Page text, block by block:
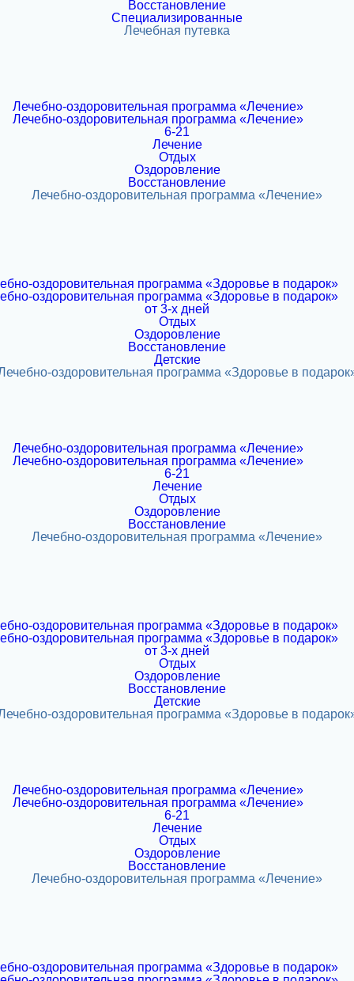
Восстановление
Специализированные
6-21
Лечение
Отдых
Оздоровление
Восстановление
от 3-х дней
Отдых
Оздоровление
Восстановление
Детские
6-21
Лечение
Отдых
Оздоровление
Восстановление
от 3-х дней
Отдых
Оздоровление
Восстановление
Детские
6-21
Лечение
Отдых
Оздоровление
Восстановление